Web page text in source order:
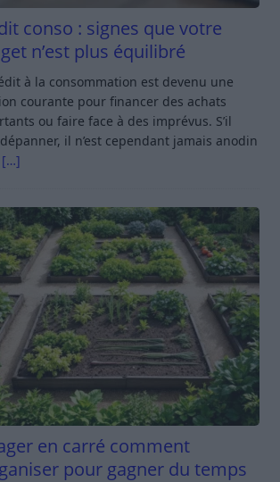
conso : signes que votre
n’est plus équilibré
à la consommation est devenu une
courante pour financer des achats
ou faire face à des imprévus. S’il
il n’est cependant jamais anodin
[…]
en carré comment
pour gagner du temps